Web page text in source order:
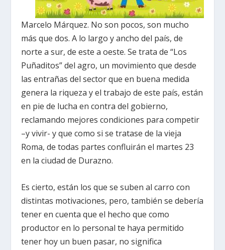
Marcelo Márquez. No son pocos, son mucho
más que dos. A lo largo y ancho del país, de
norte a sur, de este a oeste. Se trata de “Los
Puñaditos” del agro, un movimiento que desde
las entrañas del sector que en buena medida
genera la riqueza y el trabajo de este país, están
en pie de lucha en contra del gobierno,
reclamando mejores condiciones para competir
–y vivir- y que como si se tratase de la vieja
Roma, de todas partes confluirán el martes 23
en la ciudad de Durazno.
Es cierto, están los que se suben al carro con
distintas motivaciones, pero, también se debería
tener en cuenta que el hecho que como
productor en lo personal te haya permitido
tener hoy un buen pasar, no significa